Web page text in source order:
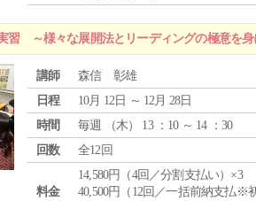
習 ～様々な展開法とリーディングの極意を身
講師
森信 彰雄
日程
10月 12日 ～ 12月 28日
時間
毎週 （木） 13 ：10 ～ 14 ：30
回数
全12回
料金
14,580円（4回／分割支払い）×3
40,500円（12回／一括前納支払※